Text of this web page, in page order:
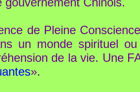
de Pleine
un monde spirituel
de la vie. Une
».